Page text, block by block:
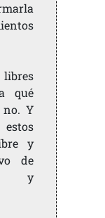
libres
qué
no. Y
y
de
y